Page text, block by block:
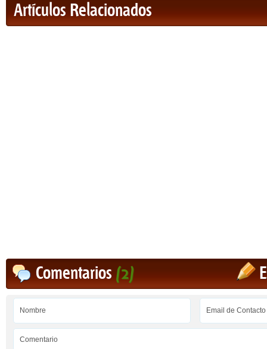
Artículos Relacionados
Comentarios(2)